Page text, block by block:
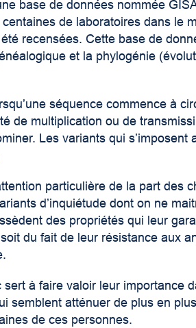
base de données nommée
de laboratoires dans le
recensées. Cette base de
et la phylogénie
séquence commence à
de multiplication ou de
Les variants qui
particulière de la part des
d’inquiétude dont on ne
des propriétés qui leur
du fait de leur résistance aux
à faire valoir leur importance
semblent atténuer de plus en
de ces personnes.